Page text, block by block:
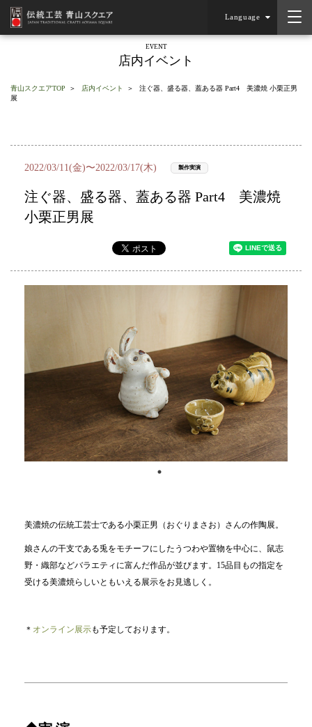
Language
EVENT
店内イベント
青山スクエアTOP 店内イベント
注ぐ器、盛る器、蓋ある器 Part4 美濃焼 小栗正男
展
2022/03/11(金)〜2022/03/17(木) 製作実演
注ぐ器、盛る器、蓋ある器 Part4 美濃焼
小栗正男展
美濃焼の伝統工芸士である小栗正男（おぐりまさお）さんの作陶展。
娘さんの干支である兎をモチーフにしたうつわや置物を中心に、鼠志
野・織部などバラエティに富んだ作品が並びます。15品目もの指定を
受ける美濃焼らしいともいえる展示をお見逃しく。
＊ オンライン展示も予定しております。